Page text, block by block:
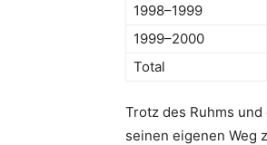
1998–1999
1999–2000
Total
Trotz des Ruhms
seinen eigenen Weg